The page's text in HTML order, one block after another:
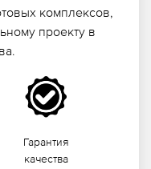
на
комплексов,
проекту в
Гарантия